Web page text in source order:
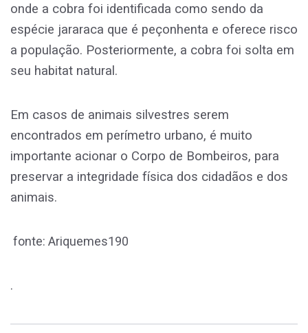
onde a cobra foi identificada como sendo da
espécie jararaca que é peçonhenta e oferece risco
a população. Posteriormente, a cobra foi solta em
seu habitat natural.
Em casos de animais silvestres serem
encontrados em perímetro urbano, é muito
importante acionar o Corpo de Bombeiros, para
preservar a integridade física dos cidadãos e dos
animais.
fonte: Ariquemes190
.